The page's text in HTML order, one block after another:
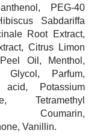
PEG-40
Sabdariffa
Root Extract,
Citrus Limon
Oil, Menthol,
Glycol, Parfum,
Potassium
Tetramethyl
Coumarin,
Vanillin.